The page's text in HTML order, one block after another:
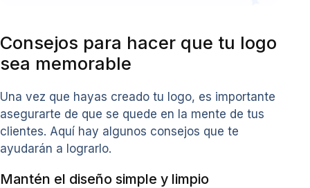
Consejos para hacer que tu logo
sea memorable
Una vez que hayas creado tu logo, es importante
asegurarte de que se quede en la mente de tus
clientes. Aquí hay algunos consejos que te
ayudarán a lograrlo.
Mantén el diseño simple y limpio